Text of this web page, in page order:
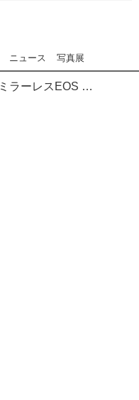
ニュース 写真展
フルサイズミラーレスEOS Rシリーズ用高倍率ズーム RF24-240mm F4-6.3 IS USM登場